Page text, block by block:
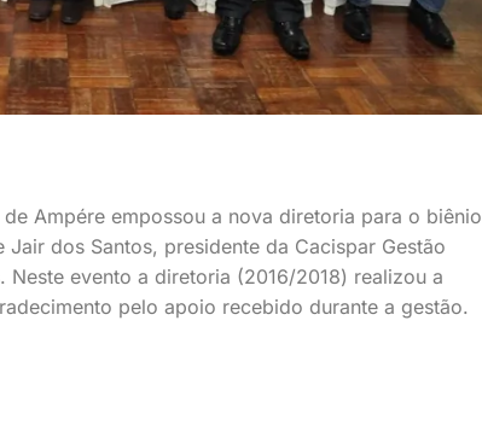
Ampére empossou a nova diretoria para o biênio
dos Santos, presidente da Cacispar Gestão
evento a diretoria (2016/2018) realizou a
pelo apoio recebido durante a gestão.